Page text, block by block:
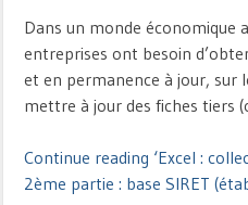
Dans un monde économique
entreprises ont besoin
et en permanence à jour, sur
mettre à jour des fiches tiers
Continue reading ‘Excel :
2ème partie : base SIRET